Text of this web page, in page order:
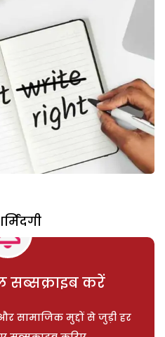
सब्सक्राइब करें
सामाजिक मुद्दों से जुड़ी हर